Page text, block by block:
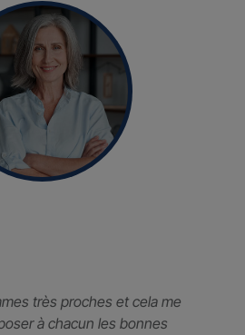
très proches et cela me
à chacun les bonnes